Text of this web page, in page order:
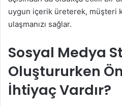
uygun içerik üreterek, müşteri
ulaşmanızı sağlar.
Sosyal Medya
Oluştururken
İhtiyaç Vardır?